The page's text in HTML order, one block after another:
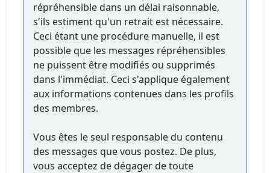
répréhensible dans un délai raisonnable,
s'ils estiment qu'un retrait est nécessaire.
Ceci étant une procédure manuelle, il est
possible que les messages répréhensibles
ne puissent être modifiés ou supprimés
dans l'immédiat. Ceci s'applique également
aux informations contenues dans les profils
des membres.
Vous êtes le seul responsable du contenu
des messages que vous postez. De plus,
vous acceptez de dégager de toute